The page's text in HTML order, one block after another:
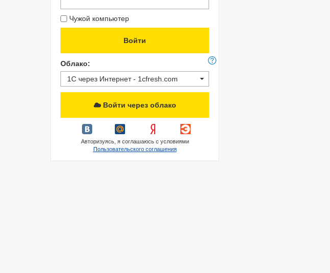
Чужой компьютер
Облако:
1С через Интернет - 1cfresh.com
Войти через облако
Авторизуясь, я соглашаюсь с условиями
Пользовательского соглашения